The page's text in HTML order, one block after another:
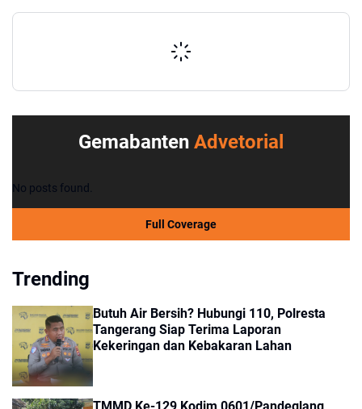
Gemabanten Advetorial
No posts found.
Full Coverage
Trending
Butuh Air Bersih? Hubungi 110, Polresta
Tangerang Siap Terima Laporan
Kekeringan dan Kebakaran Lahan